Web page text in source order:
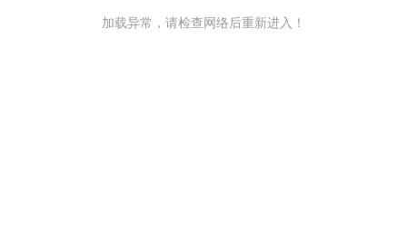
加载异常，请检查网络后重新进入！